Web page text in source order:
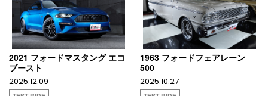
2021 フォードマスタング エコ
ブースト
2025.12.09
1963 フォードフェアレーン
500
2025.10.27